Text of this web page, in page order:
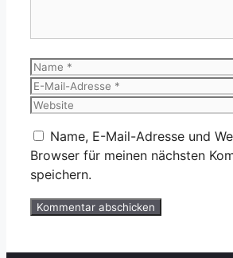
Name
Name, E-Mail-Adresse und
Browser für meinen nächsten
speichern.